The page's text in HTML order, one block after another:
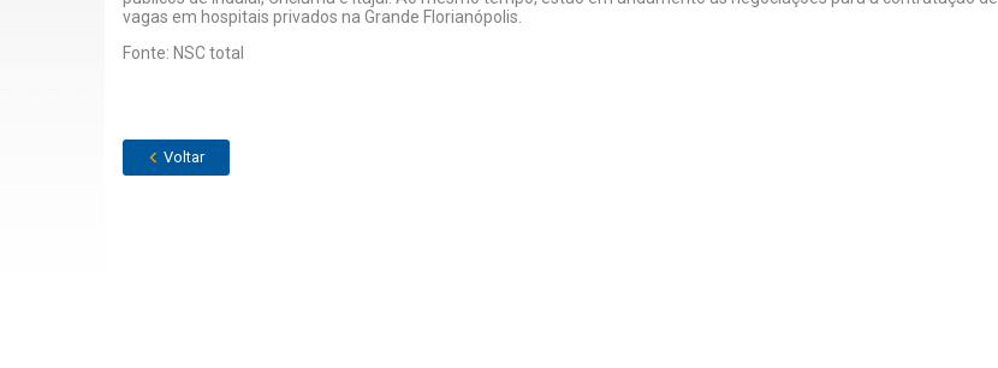
vagas em hospitais privados na Grande Florianópolis.
Fonte: NSC total
Voltar